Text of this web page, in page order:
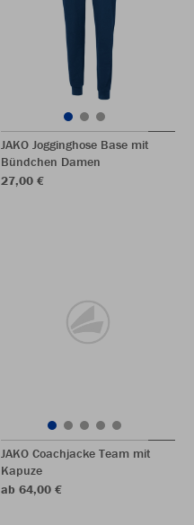
JAKO Jogginghose Base mit
Bündchen Damen
27,00 €
JAKO Coachjacke Team mit
Kapuze
ab 64,00 €